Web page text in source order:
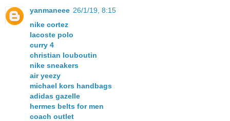
yanmaneee 26/1/19, 8:15
nike cortez
lacoste polo
curry 4
christian louboutin
nike sneakers
air yeezy
michael kors handbags
adidas gazelle
hermes belts for men
coach outlet